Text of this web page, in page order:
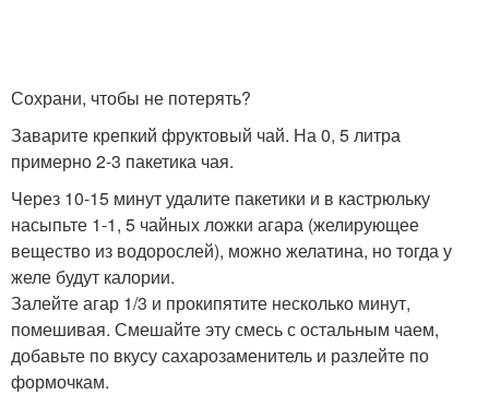
Сохрани, чтобы не потерять?
Заварите крепкий фруктовый чай. На 0, 5 литра
примерно 2-3 пакетика чая.
Через 10-15 минут удалите пакетики и в кастрюльку
насыпьте 1-1, 5 чайных ложки агара (желирующее
вещество из водорослей), можно желатина, но тогда у
желе будут калории.
Залейте агар 1/3 и прокипятите несколько минут,
помешивая. Смешайте эту смесь с остальным чаем,
добавьте по вкусу сахарозаменитель и разлейте по
формочкам.